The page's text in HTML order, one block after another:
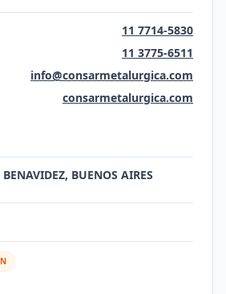
11 7714-5830
11 3775-6511
info@consarmetalurgica.com
consarmetalurgica.com
BUENOS AIRES